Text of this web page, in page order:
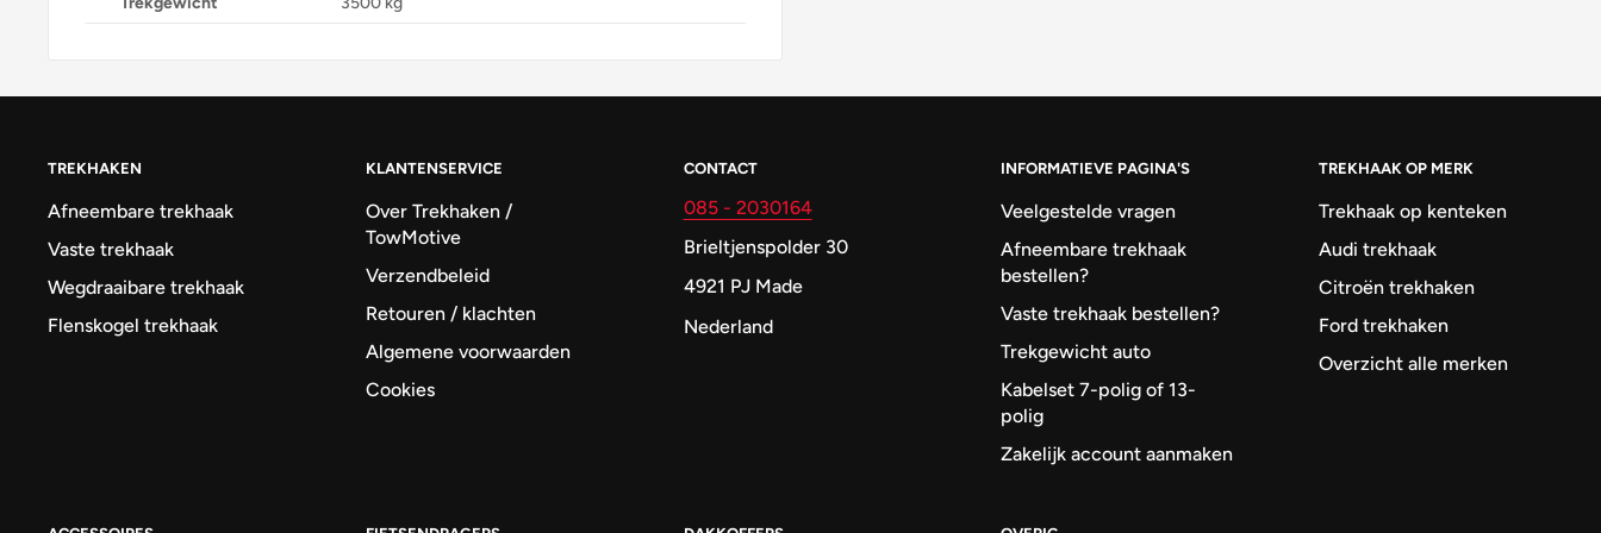
TREKHAKEN
Afneembare trekhaak
Vaste trekhaak
Wegdraaibare trekhaak
Flenskogel trekhaak
KLANTENSERVICE
Over Trekhaken /
TowMotive
Verzendbeleid
Retouren / klachten
Algemene voorwaarden
Cookies
CONTACT
085 - 2030164
Brieltjenspolder 30
4921 PJ Made
Nederland
INFORMATIEVE PAGINA'S
Veelgestelde vragen
Afneembare trekhaak
bestellen?
Vaste trekhaak bestellen?
Trekgewicht auto
Kabelset 7-polig of 13-
polig
Zakelijk account aanmaken
TREKHAAK OP MERK
Trekhaak op kenteken
Audi trekhaak
Citroën trekhaken
Ford trekhaken
Overzicht alle merken